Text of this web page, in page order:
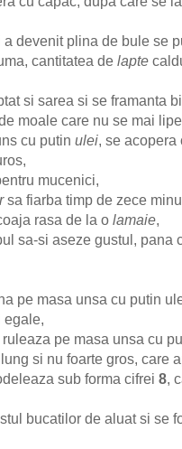
devenit plina de bule se
cantitatea de lapte
si sarea si se framanta
moale care nu se mai
cu putin ulei, se acopera
mucenici,
sa fiarba timp de zece
rasa de la o lamaie,
sa-si aseze gustul, pana
pe masa unsa cu putin
egale,
pe masa unsa cu
si nu foarte gros, care
sub forma cifrei 8,
bucatilor de aluat si se